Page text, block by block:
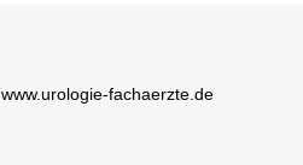
www.urologie-fachaerzte.de